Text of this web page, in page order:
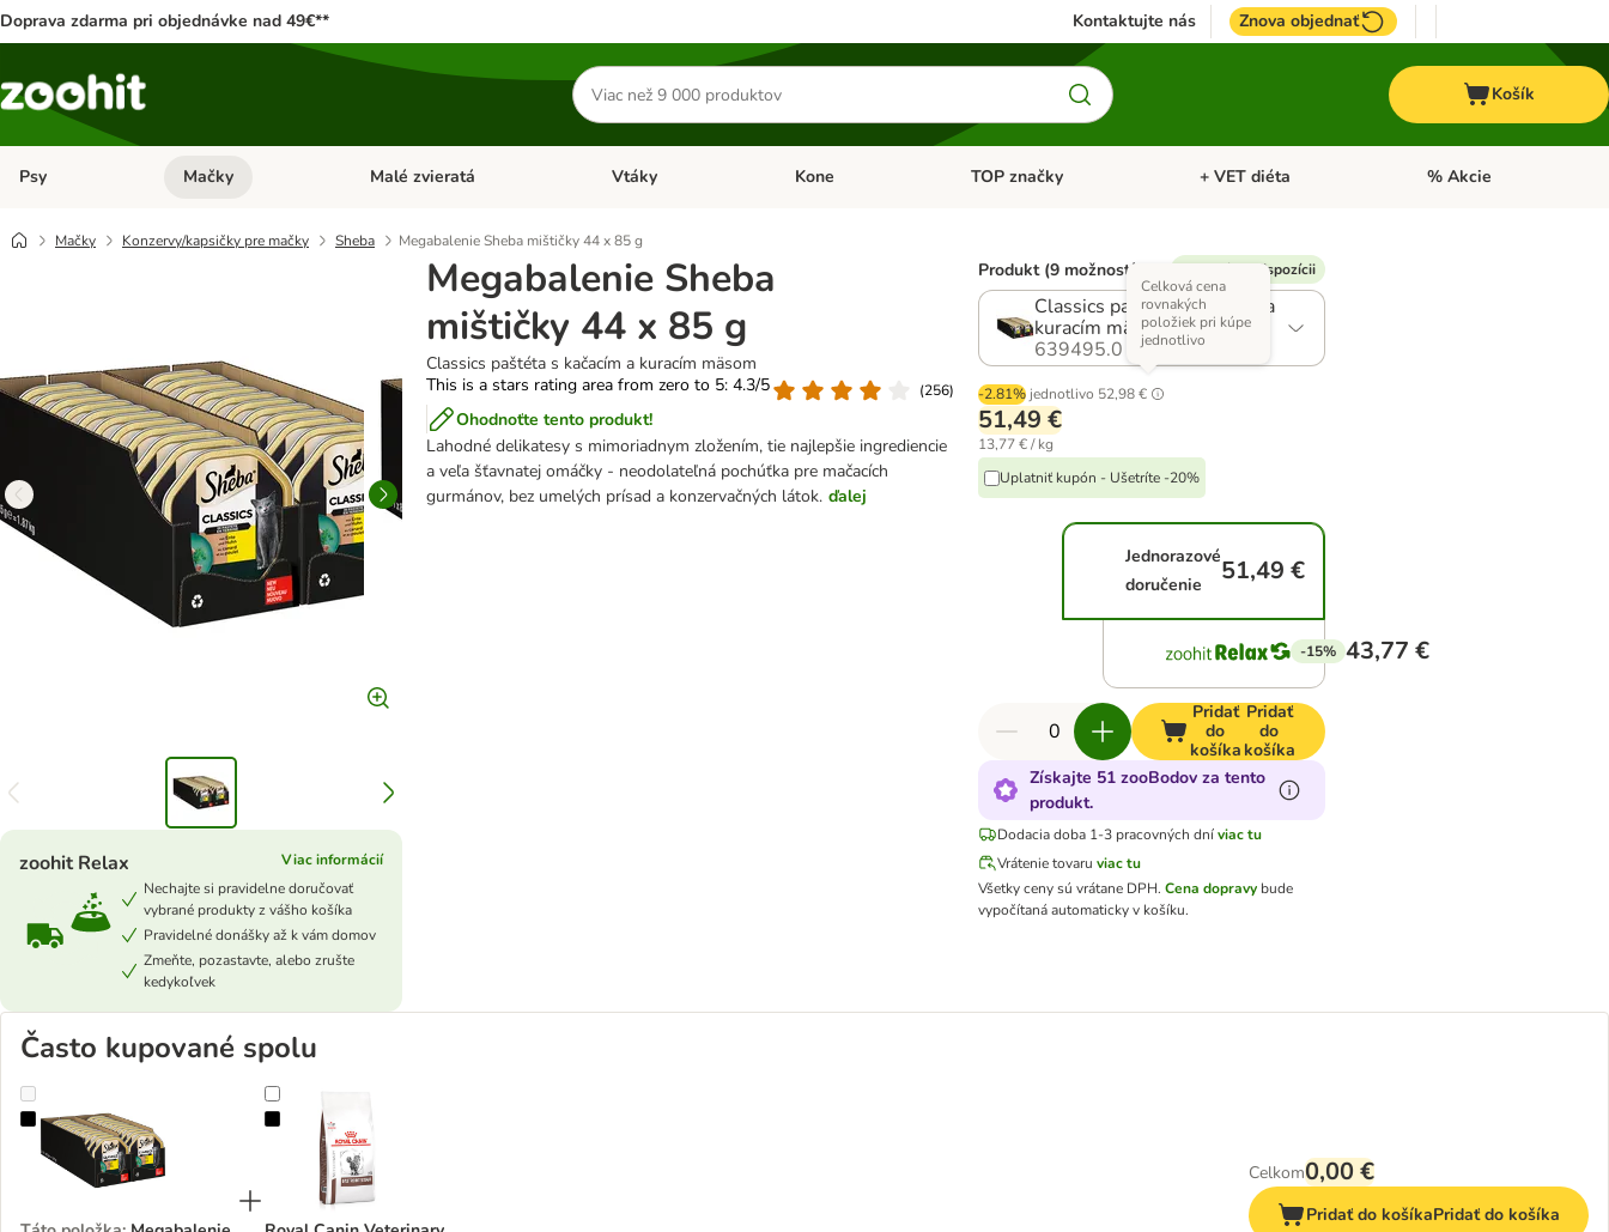
Doprava zdarma pri objednávke nad 49€** Kontaktujte nás Znova objednať
Hľadať
produkty
Košík
Psy Otvoriť menu: Psy
Mačky Otvoriť menu: Mačky
Malé zvieratá Otvoriť menu: Malé zvieratá
Vtáky Otvoriť menu: Vtáky
Kone Otvoriť menu: Kone
TOP značky Otvoriť menu: TOP značky
+ VET diéta Otvoriť menu: + VET diéta
% Akcie
Mačky Konzervy/kapsičky pre mačky Sheba Megabalenie Sheba mištičky 44 x 85 g
Megabalenie Sheba
mištičky 44 x 85 g
Classics paštéta s kačacím a kuracím mäsom
This is a stars rating area from zero to 5: 4.3/5
(256)
Ohodnoťte tento produkt!
Lahodné delikatesy s mimoriadnym zložením, tie najlepšie ingrediencie
a veľa šťavnatej omáčky - neodolateľná pochúťka pre mačacích
gurmánov, bez umelých prísad a konzervačných látok. ďalej
zoohit Relax
Viac informácií
Nechajte si pravidelne doručovať
vybrané produkty z vášho košíka
Pravidelné donášky až k vám domov
Zmeňte, pozastavte, alebo zrušte
kedykoľvek
Produkt (9 možností) % Kupón k dispozícii
Classics paštéta s kačacím a
kuracím mäsom
639495.0
-2.81% jednotlivo 52,98 €
Celková cena
rovnakých
položiek pri kúpe
jednotlivo
51,49 €
13,77 € / kg
Uplatniť kupón - Ušetríte -20%
Jednorazové
doručenie
51,49 €
-15% 43,77 €
Pridať
do
košíka
Pridať
do
košíka
Získajte 51 zooBodov za tento
produkt.
Dodacia doba 1-3 pracovných dní viac tu
Vrátenie tovaru viac tu
Všetky ceny sú vrátane DPH. Cena dopravybude
vypočítaná automaticky v košíku.
Často kupované spolu
Megabalenie Sheba mištičky 44 x 85 gRoyal Canin Veterinary Feline Gastrointestinal
Celkom0,00 €
Pridať do košíkaPridať do košíka